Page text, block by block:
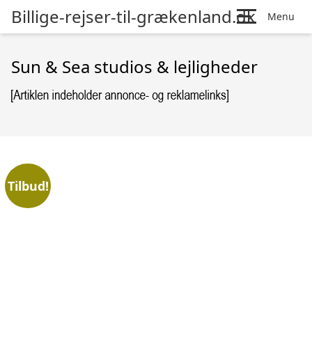
Billige-rejser-til-grækenland.dk Menu
Sun & Sea studios & lejligheder
Tilbud!